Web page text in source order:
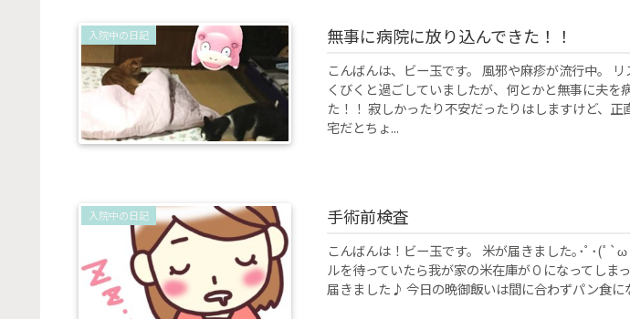
入院中の日記 無事に病院に放り込んできた！！
こんばんは、ビー玉です。 風邪や麻疹が流行中。
くびくと過ごしていましたが、何とかと無事に夫を
た！！ 寂しかったり不安だったりはしますけど、正
宅だとちょ...
入院中の日記 手術前検査
こんばんは！ビー玉です。 米が届きました｡･ﾟ･(ﾟ
ルを待っていたら我が家の米在庫が０になってしま
届きました♪ 今日の晩御飯いは間に合わずパン食に